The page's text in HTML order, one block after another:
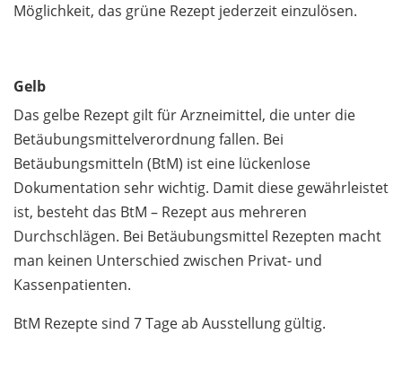
Möglichkeit, das grüne Rezept jederzeit einzulösen.
Gelb
Das gelbe Rezept gilt für Arzneimittel, die unter die
Betäubungsmittelverordnung fallen. Bei
Betäubungsmitteln (BtM) ist eine lückenlose
Dokumentation sehr wichtig. Damit diese gewährleistet
ist, besteht das BtM – Rezept aus mehreren
Durchschlägen. Bei Betäubungsmittel Rezepten macht
man keinen Unterschied zwischen Privat- und
Kassenpatienten.
BtM Rezepte sind 7 Tage ab Ausstellung gültig.